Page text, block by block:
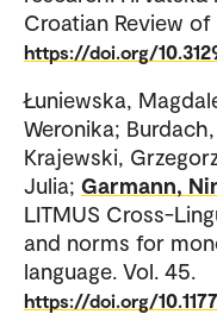
Croatian Review
https://doi.org/
Łuniewska,
Weronika;
Krajewski,
Julia; Garmann,
LITMUS Cross-
and norms for
language. Vol. 45.
https://doi.org/